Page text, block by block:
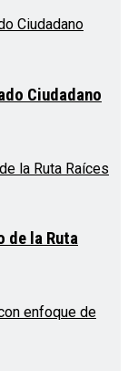
Ciudadano
de la Ruta